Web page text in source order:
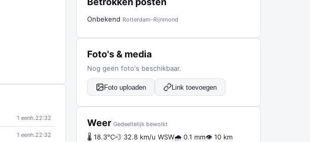
1 eenh.22:32
1 eenh.22:32
Onbekend Rotterdam-Rijnmond
Foto's & media
Nog geen foto's beschikbaar.
Foto uploaden Link toevoegen
Weer Gedeeltelijk bewolkt
🌡 18.3°C💨 32.8 km/u WSW🌧 0.1 mm👁 10 km